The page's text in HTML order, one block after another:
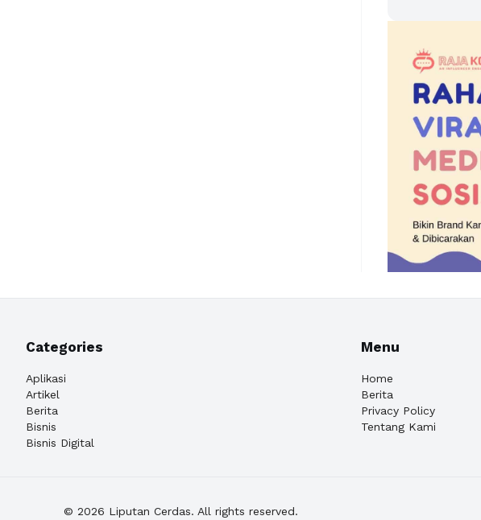
Categories
Aplikasi
Artikel
Berita
Bisnis
Bisnis Digital
Menu
Home
Berita
Privacy Policy
Tentang Kami
© 2026 Liputan Cerdas. All rights reserved.